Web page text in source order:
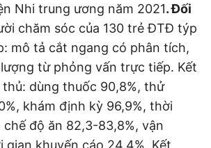
Nhi trung ương năm 2021. Đối
chăm sóc của 130 trẻ ĐTĐ týp
mô tả cắt ngang có phân tích,
từ phỏng vấn trực tiếp. Kết
thủ: dùng thuốc 90,8%, thử
khám định kỳ 96,9%, thời
chế độ ăn 82,3-83,8%, vận
gian khuyến cáo 24,4%. Kết